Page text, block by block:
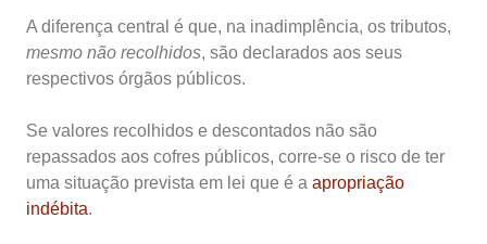
A diferença central é que, na inadimplência, os tributos,
mesmo não recolhidos, são declarados aos seus
respectivos órgãos públicos.
Se valores recolhidos e descontados não são
repassados aos cofres públicos, corre-se o risco de ter
uma situação prevista em lei que é a apropriação
indébita.